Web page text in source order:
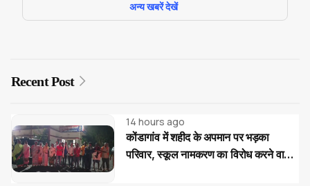
अन्य खबरें देखें
Recent Post
14 hours ago
कोंडागांव में शहीद के अपमान पर भड़का
परिवार, स्कूल नामकरण का विरोध करने वालों